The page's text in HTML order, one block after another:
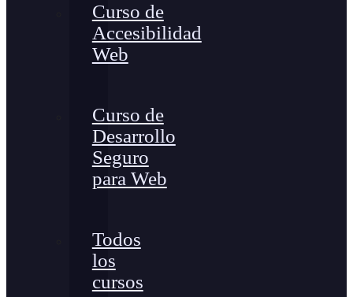
Curso de
Accesibilidad
Web
Curso de
Desarrollo
Seguro
para Web
Todos
los
cursos